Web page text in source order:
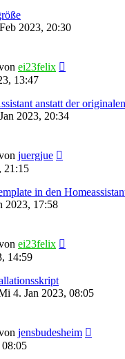
2023, 20:30
ei23felix
13:47
anstatt der
2023, 20:34
juergjue
21:15
in den
2023, 17:58
ei23felix
14:59
4. Jan 2023, 08:05
jensbudesheim